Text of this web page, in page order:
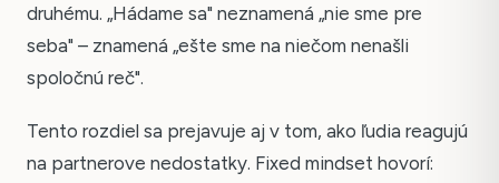
druhému. „Hádame sa" neznamená „nie sme pre
seba" – znamená „ešte sme na niečom nenašli
spoločnú reč".
Tento rozdiel sa prejavuje aj v tom, ako ľudia reagujú
na partnerove nedostatky. Fixed mindset hovorí: